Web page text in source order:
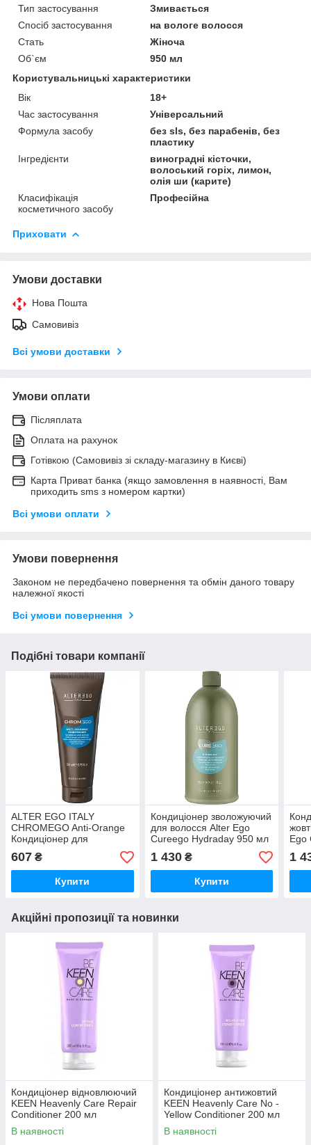
Тип застосування
Змивається
Спосіб застосування
на вологе волосся
Стать
Жіноча
Об`єм
950 мл
Користувальницькі характеристики
Вік
18+
Час застосування
Універсальний
Формула засобу
без sls, без парабенів, без
пластику
Інгредієнти
виноградні кісточки,
волоський горіх, лимон,
олія ши (карите)
Класифікація
косметичного засобу
Професійна
Приховати
Умови доставки
Нова Пошта
Самовивіз
Всі умови доставки
Умови оплати
Післяплата
Оплата на рахунок
Готівкою (Самовивіз зі складу-магазину в Києві)
Карта Приват банка (якщо замовлення в наявності, Вам
приходить sms з номером картки)
Всі умови оплати
Умови повернення
Законом не передбачено повернення та обмін даного товару
належної якості
Всі умови повернення
Подібні товари компанії
ALTER EGO ITALY
CHROMEGO Anti-Orange
Кондиціонер для
нейтралізації
помаранчевого кольору,
200 мл (Оригінал)
607 ₴
Купити
Кондиціонер зволожуючий
для волосся Alter Ego
Cureego Hydraday 950 мл
(Оригінал)
1 430₴
Купити
Ego
1
Акційні пропозиції та новинки
Кондиціонер відновлюючий
KEEN Heavenly Care Repair
Conditioner 200 мл
В наявності
Кондиціонер антижовтий
KEEN Heavenly Care No -
Yellow Conditioner 200 мл
В наявності